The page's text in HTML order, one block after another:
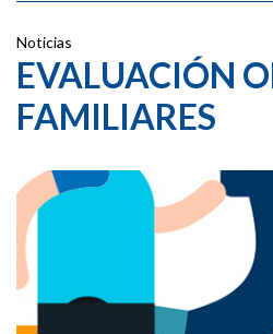
Noticias
EVALUACIÓN
FAMILIARES